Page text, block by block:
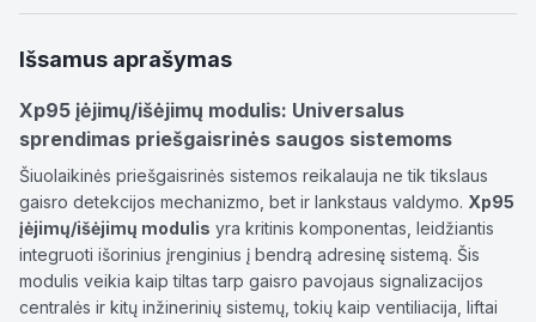
Išsamus aprašymas
Xp95 įėjimų/išėjimų modulis: Universalus
sprendimas priešgaisrinės saugos sistemoms
Šiuolaikinės priešgaisrinės sistemos reikalauja ne tik tikslaus
gaisro detekcijos mechanizmo, bet ir lankstaus valdymo. Xp95
įėjimų/išėjimų modulis yra kritinis komponentas, leidžiantis
integruoti išorinius įrenginius į bendrą adresinę sistemą. Šis
modulis veikia kaip tiltas tarp gaisro pavojaus signalizacijos
centralės ir kitų inžinerinių sistemų, tokių kaip ventiliacija, liftai